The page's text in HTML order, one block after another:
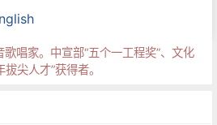
唱家。中宣部“五个一工程奖”、文化
尖人才”获得者。